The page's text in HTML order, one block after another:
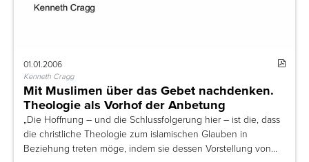
01.01.2006
Kenneth Cragg
Mit Muslimen über das Gebet nachdenken.
Theologie als Vorhof der Anbetung
„Die Hoffnung – und die Schlussfolgerung hier – ist die, dass
die christliche Theologie zum islamischen Glauben in
Beziehung treten möge, indem sie dessen Vorstellung von…